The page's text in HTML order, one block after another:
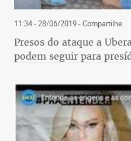
11:34 - 28/06/2019- Compartilhe
Presos do ataque a
podem seguir para